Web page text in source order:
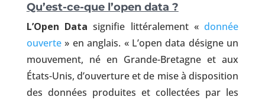
Qu’est-ce-que l’open data ?
L’Open Data signifie littéralement «donnée
ouverte» en anglais. « L’open data désigne un
mouvement, né en Grande-Bretagne et aux
États-Unis, d’ouverture et de mise à disposition
des données produites et collectées par les